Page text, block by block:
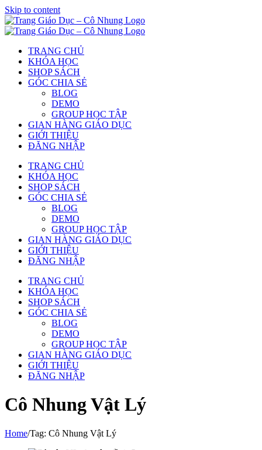
Skip to content
TRANG CHỦ
KHÓA HỌC
SHOP SÁCH
GÓC CHIA SẺ
BLOG
DEMO
GROUP HỌC TẬP
GIAN HÀNG GIÁO DỤC
GIỚI THIỆU
ĐĂNG NHẬP
TRANG CHỦ
KHÓA HỌC
SHOP SÁCH
GÓC CHIA SẺ
BLOG
DEMO
GROUP HỌC TẬP
GIAN HÀNG GIÁO DỤC
GIỚI THIỆU
ĐĂNG NHẬP
TRANG CHỦ
KHÓA HỌC
SHOP SÁCH
GÓC CHIA SẺ
BLOG
DEMO
GROUP HỌC TẬP
GIAN HÀNG GIÁO DỤC
GIỚI THIỆU
ĐĂNG NHẬP
Cô Nhung Vật Lý
Home/Tag: Cô Nhung Vật Lý